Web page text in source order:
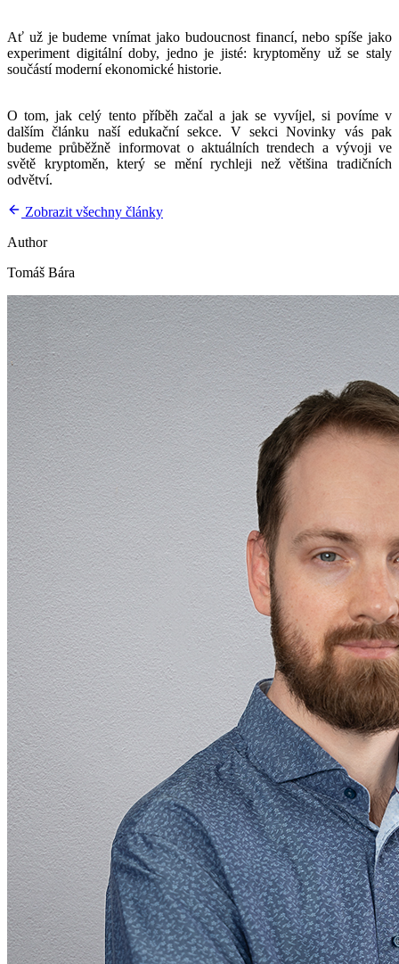
Ať už je budeme vnímat jako budoucnost financí, nebo spíše jako
experiment digitální doby, jedno je jisté: kryptoměny už se staly
součástí moderní ekonomické historie.
O tom, jak celý tento příběh začal a jak se vyvíjel, si povíme v
dalším článku naší edukační sekce. V sekci Novinky vás pak
budeme průběžně informovat o aktuálních trendech a vývoji ve
světě kryptoměn, který se mění rychleji než většina tradičních
odvětví.
Zobrazit všechny články
Author
Tomáš Bára